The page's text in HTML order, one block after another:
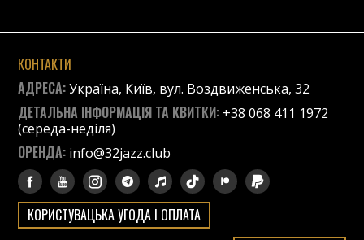
КОНТАКТИ
АДРЕСА:Україна, Київ, вул. Воздвиженська, 32
ДЕТАЛЬНА ІНФОРМАЦІЯ ТА КВИТКИ: +38 068 411 1972
(середа-неділя)
ОРЕНДА: info@32jazz.club
КОРИСТУВАЦЬКА УГОДА І ОПЛАТА